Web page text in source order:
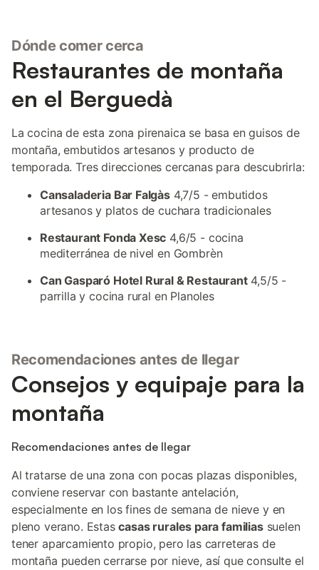
Dónde comer cerca
Restaurantes de montaña
en el Berguedà
La cocina de esta zona pirenaica se basa en guisos de
montaña, embutidos artesanos y producto de
temporada. Tres direcciones cercanas para descubrirla:
Cansaladeria Bar Falgàs4,7/5 - embutidos
artesanos y platos de cuchara tradicionales
Restaurant Fonda Xesc 4,6/5 - cocina
mediterránea de nivel en Gombrèn
Can Gasparó Hotel Rural & Restaurant4,5/5 -
parrilla y cocina rural en Planoles
Recomendaciones antes de llegar
Consejos y equipaje para la
montaña
Recomendaciones antes de llegar
Al tratarse de una zona con pocas plazas disponibles,
conviene reservar con bastante antelación,
especialmente en los fines de semana de nieve y en
pleno verano. Estascasas rurales para familiassuelen
tener aparcamiento propio, pero las carreteras de
montaña pueden cerrarse por nieve, así que consulte el